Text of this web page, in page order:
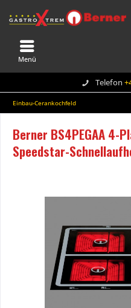
Telefon
Menü
Einbau-Cerankochfeld
Berner BS4PEGAA
Speedstar-